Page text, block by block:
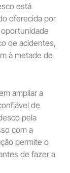
está
oferecida por
de acidentes,
à metade de
ampliar a
de
pela
com a
permite o
de fazer a